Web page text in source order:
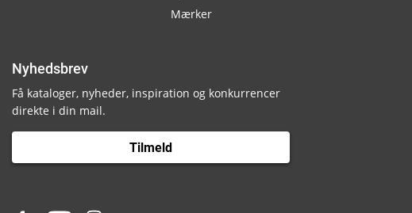
Mærker
Nyhedsbrev
Få kataloger, nyheder, inspiration og konkurrencer
direkte i din mail.
Tilmeld